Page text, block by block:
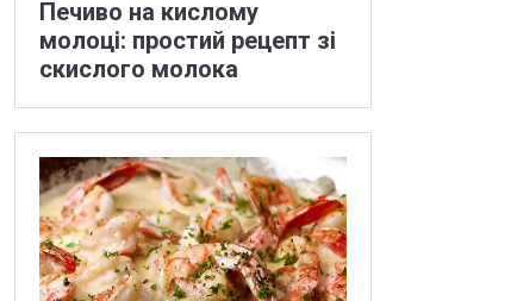
Печиво на кислому
молоці: простий рецепт зі
скислого молока